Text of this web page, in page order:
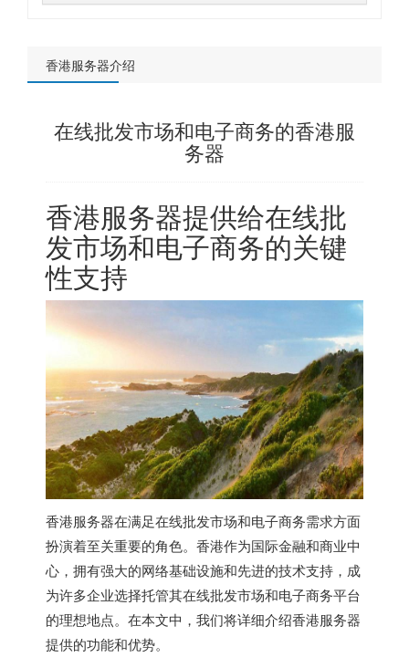
香港服务器介绍
在线批发市场和电子商务的香港服
务器
香港服务器提供给在线批
发市场和电子商务的关键
性支持
香港服务器在满足在线批发市场和电子商务需求方面
扮演着至关重要的角色。香港作为国际金融和商业中
心，拥有强大的网络基础设施和先进的技术支持，成
为许多企业选择托管其在线批发市场和电子商务平台
的理想地点。在本文中，我们将详细介绍香港服务器
提供的功能和优势。